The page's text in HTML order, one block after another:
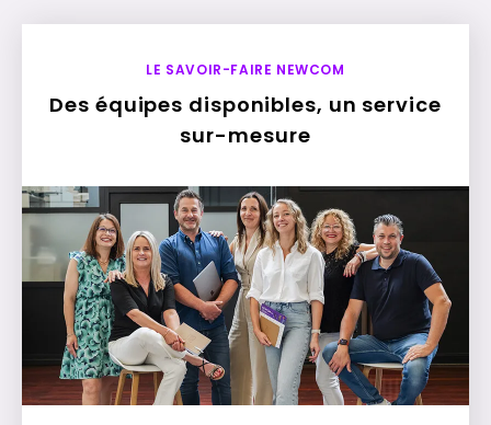
LE SAVOIR-FAIRE NEWCOM
Des équipes disponibles, un service
sur-mesure